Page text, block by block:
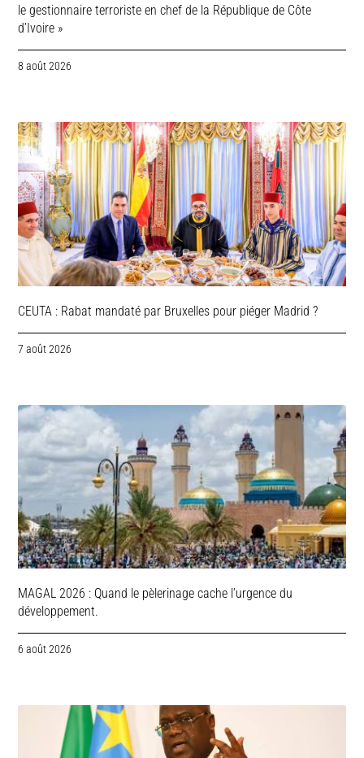
le gestionnaire terroriste en chef de la République de Côte
d’Ivoire »
8 août 2026
CEUTA : Rabat mandaté par Bruxelles pour piéger Madrid ?
7 août 2026
MAGAL 2026 : Quand le pèlerinage cache l’urgence du
développement.
6 août 2026